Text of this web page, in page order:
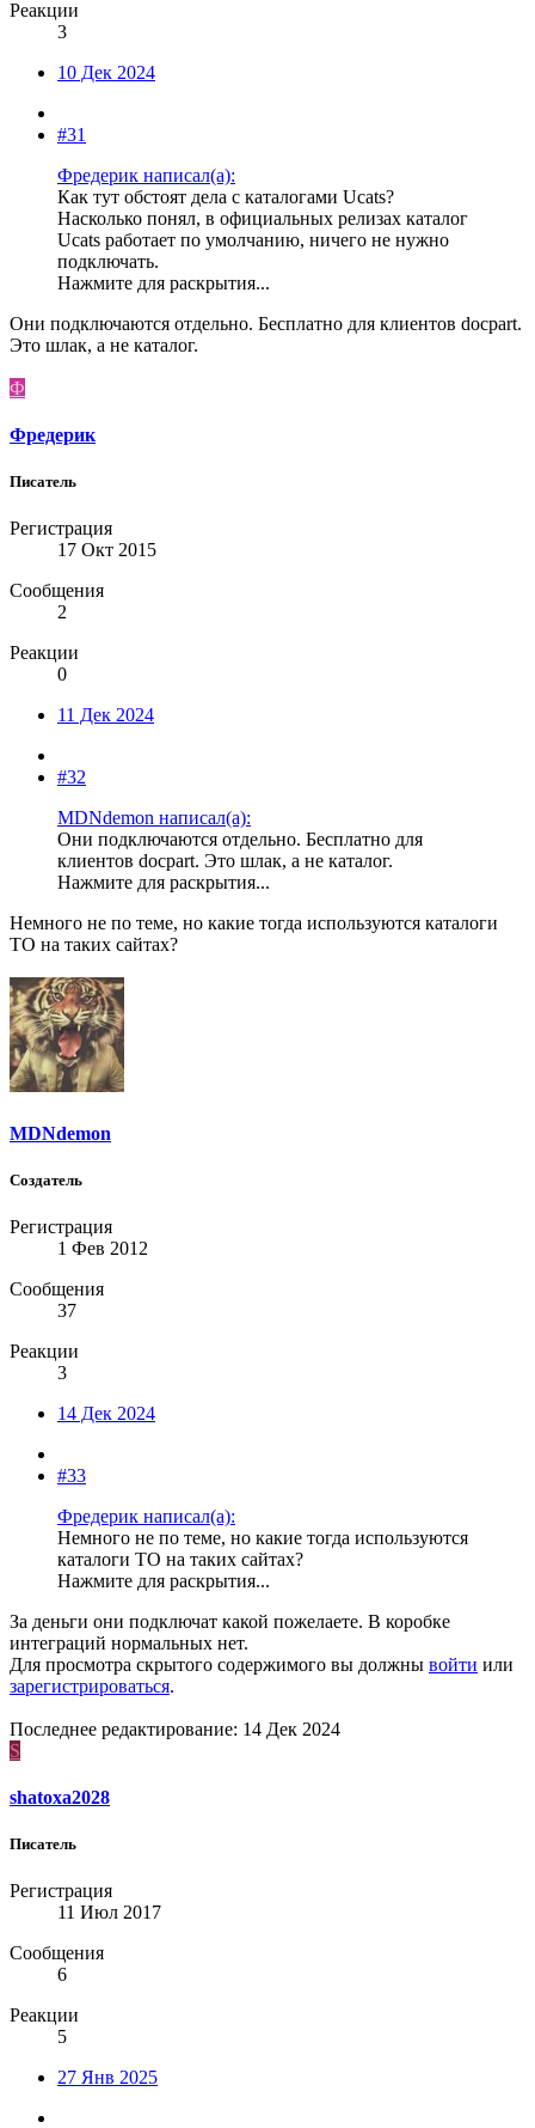
Реакции
3
10 Дек 2024
#31
Фредерик написал(а):
Как тут обстоят дела с каталогами Ucats?
Насколько понял, в официальных релизах каталог
Ucats работает по умолчанию, ничего не нужно
подключать.
Нажмите для раскрытия...
Они подключаются отдельно. Бесплатно для клиентов docpart.
Это шлак, а не каталог.
Ф
Фредерик
Писатель
Регистрация
17 Окт 2015
Сообщения
2
Реакции
0
11 Дек 2024
#32
MDNdemon написал(а):
Они подключаются отдельно. Бесплатно для
клиентов docpart. Это шлак, а не каталог.
Нажмите для раскрытия...
Немного не по теме, но какие тогда используются каталоги
ТО на таких сайтах?
MDNdemon
Создатель
Регистрация
1 Фев 2012
Сообщения
37
Реакции
3
14 Дек 2024
#33
Фредерик написал(а):
Немного не по теме, но какие тогда используются
каталоги ТО на таких сайтах?
Нажмите для раскрытия...
За деньги они подключат какой пожелаете. В коробке
интеграций нормальных нет.
Для просмотра скрытого содержимого вы должны войти или
зарегистрироваться.
Последнее редактирование: 14 Дек 2024
S
shatoxa2028
Писатель
Регистрация
11 Июл 2017
Сообщения
6
Реакции
5
27 Янв 2025